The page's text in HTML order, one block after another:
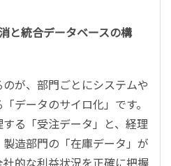
と統合データベースの構
が、部門ごとにシステムや
データのサイロ化」です。
る「受注データ」と、経理
造部門の「在庫データ」が
的な利益状況を正確に把握